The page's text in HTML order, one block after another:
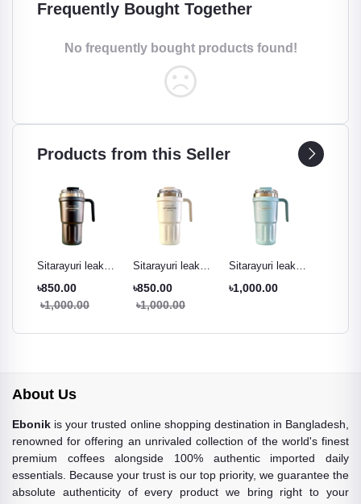
Frequently Bought Together
No frequently bought products found!
Products from this Seller
Sitarayuri leak
black - 600ml
৳850.00
৳1,000.00
Sitarayuri leak
cream white -
600ml
৳850.00
৳1,000.00
Sitarayuri leak
Pestal green -
৳1,000.00
About Us
Ebonik is your trusted online shopping destination in Bangladesh,
renowned for offering an unrivaled collection of the world's finest
premium coffees alongside 100% authentic imported daily
essentials. Because your trust is our top priority, we guarantee the
absolute authenticity of every product we bring right to your